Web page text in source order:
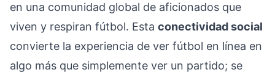
en una comunidad global de aficionados que
viven y respiran fútbol. Esta conectividad social
convierte la experiencia de ver fútbol en línea en
algo más que simplemente ver un partido; se